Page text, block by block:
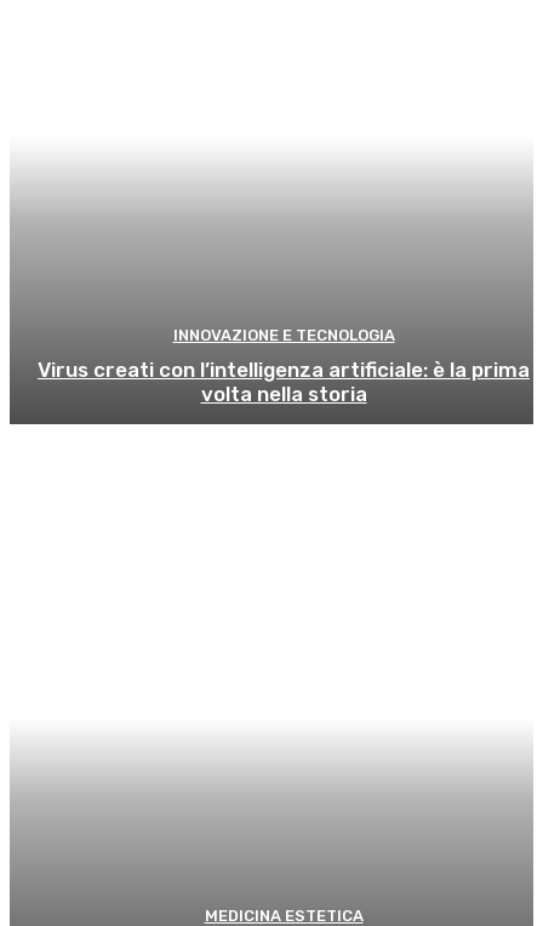
INNOVAZIONE E TECNOLOGIA
Virus creati con l’intelligenza artificiale: è la prima
volta nella storia
MEDICINA ESTETICA